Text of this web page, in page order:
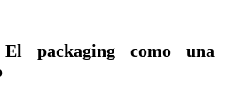
packaging como una